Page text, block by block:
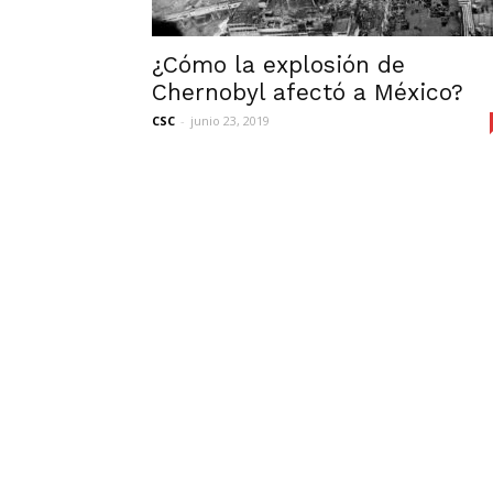
¿Cómo la explosión de
Chernobyl afectó a México?
CSC - junio 23, 2019